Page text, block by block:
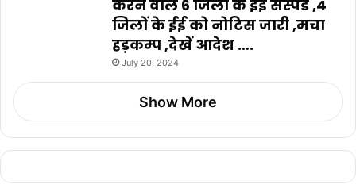
करने वाले 6 जिलों के ईई सस्पेंड ,4
जिलों के ईई को नोटिस जारी ,मचा
हड़कम्प ,देखें आदेश ….
July 20, 2024
Show More